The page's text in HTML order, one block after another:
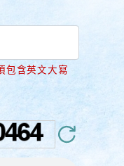
包含英文大寫